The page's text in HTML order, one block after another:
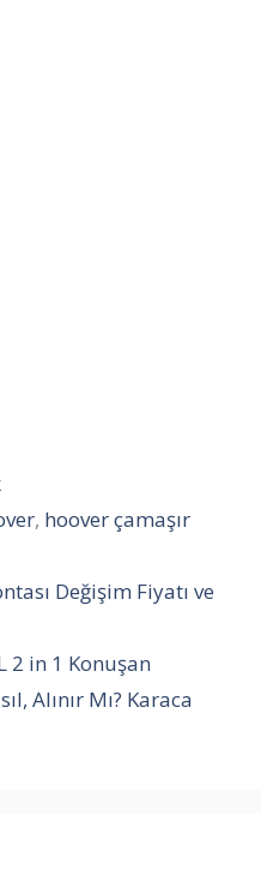
, hoover çamaşır
Değişim Fiyatı ve
2 in 1 Konuşan
Alınır Mı? Karaca